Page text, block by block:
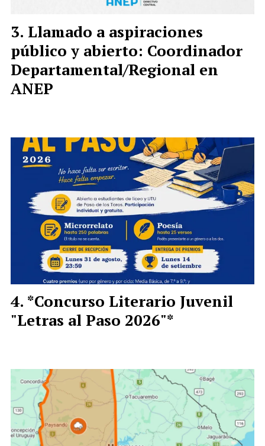
Llamado a aspiraciones
público y abierto: Coordinador
Departamental/Regional en
ANEP
*Concurso Literario Juvenil
"Letras al Paso 2026"*